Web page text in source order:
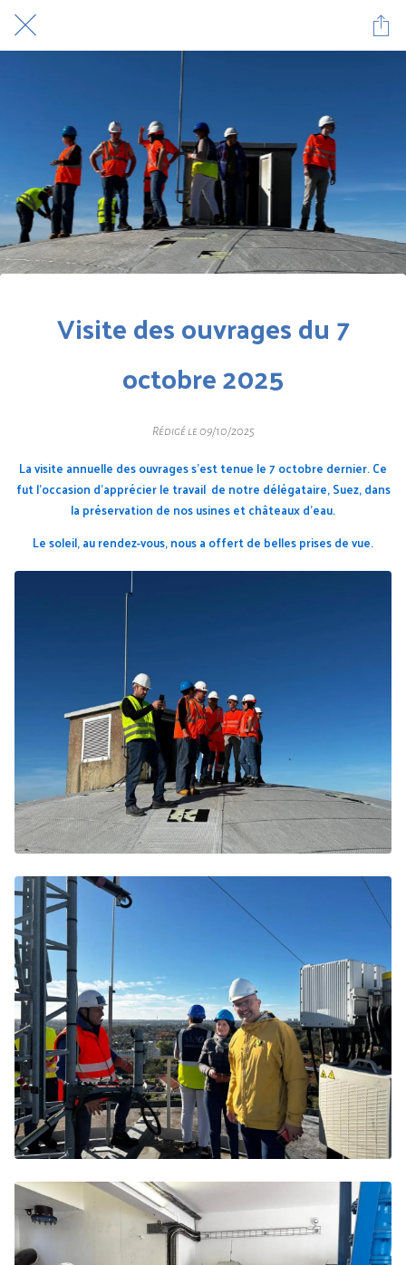
Visite des ouvrages du 7
octobre 2025
Rédigé le 09/10/2025
La visite annuelle des ouvrages s'est tenue le 7 octobre dernier. Ce
fut l'occasion d'apprécier le travail de notre délégataire, Suez, dans
la préservation de nos usines et châteaux d'eau.
Le soleil, au rendez-vous, nous a offert de belles prises de vue.